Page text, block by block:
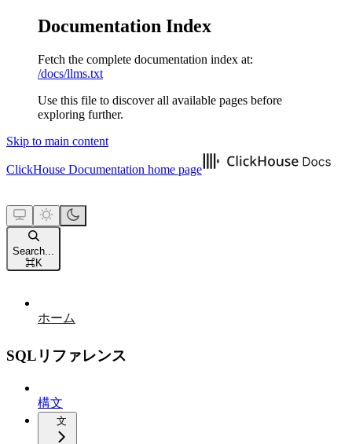
Documentation Index
Fetch the complete documentation index at:
/docs/llms.txt
Use this file to discover all available pages before
exploring further.
Skip to main content
ClickHouse Documentation home page
Search...
⌘K
ホーム
SQLリファレンス
構文
文